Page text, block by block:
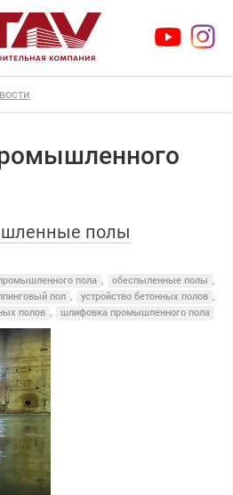
полы
пола , обеспыленные полы ,
пол , устройство бетонных полов ,
полов , шлифовка промышленного пола